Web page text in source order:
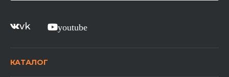
vk youtube
КАТАЛОГ